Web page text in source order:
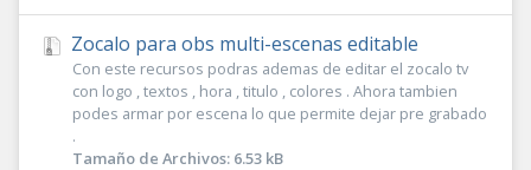
Zocalo para obs multi-escenas editable
Con este recursos podras ademas de editar el zocalo tv
con logo , textos , hora , titulo , colores . Ahora tambien
podes armar por escena lo que permite dejar pre grabado
.
Tamaño de Archivos: 6.53 kB